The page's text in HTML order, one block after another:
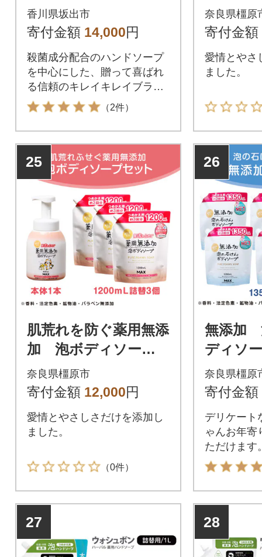
香川県坂出市
寄付金額 14,000円
殺菌成分配合のハンドソープ
を中心にした、贈って喜ばれ
る信頼のキレイキレイブラン
ドギフトセットE。
（2件）
プ 詰
入
奈良県橿原
寄付金額
愛情とやさ
ました。
25
肌荒れを防ぐ薬用無添
加 泡ボディソープ
セット
奈良県橿原市
寄付金額 12,000円
愛情とやさしさだけを添加し
ました。
（0件）
26
無添加
ディソ
ト 6個
シリー
ー
奈良県橿原
寄付金額
デリケート
ゃんお年寄
ただけます
もご使用い
27 28